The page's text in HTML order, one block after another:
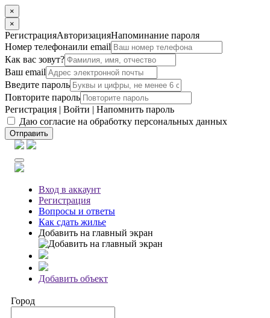
×
×
РегистрацияАвторизацияНапоминание пароля
Номер телефонаили email
Как вас зовут?
Ваш email
Введите пароль
Повторите пароль
Регистрация | Войти | Напомнить пароль
Даю согласие на обработку персональных данных
Отправить
Вход в аккаунт
Регистрация
Вопросы и ответы
Как сдать жилье
Добавить на главный экран
Добавить объект
Город